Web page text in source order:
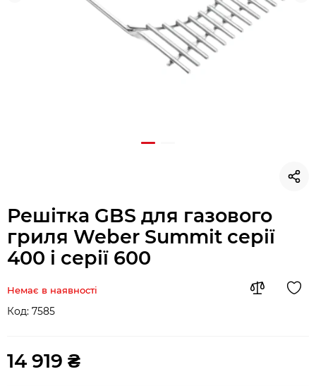
Решітка GBS для газового
гриля Weber Summit серії
400 і серії 600
Немає в наявності
Код: 7585
14 919 ₴